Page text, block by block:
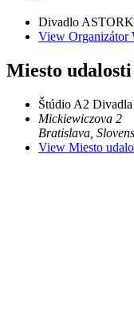
Divadlo
View Organizátor
Miesto udalosti
Štúdio A2
Mickiewiczova 2
Bratislava
View Miesto